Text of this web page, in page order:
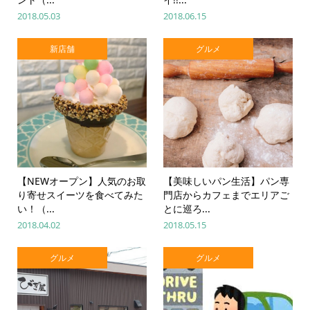
2018.05.03 2018.06.15
新店舗
【NEWオープン】人気のお取
り寄せスイーツを食べてみた
い！（...
2018.04.02
グルメ
【美味しいパン生活】パン専
門店からカフェまでエリアご
とに巡ろ...
2018.05.15
グルメ グルメ